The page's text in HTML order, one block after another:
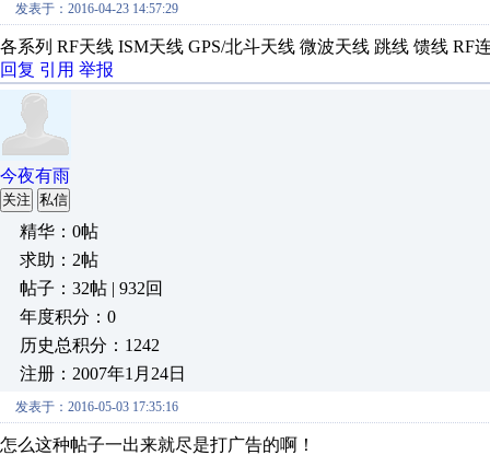
发表于：2016-04-23 14:57:29
各系列 RF天线 ISM天线 GPS/北斗天线 微波天线 跳线 馈线 RF
回复 引用 举报
今夜有雨
关注 私信
精华：0帖
求助：2帖
帖子：32帖 | 932回
年度积分：0
历史总积分：1242
注册：2007年1月24日
发表于：2016-05-03 17:35:16
怎么这种帖子一出来就尽是打广告的啊！